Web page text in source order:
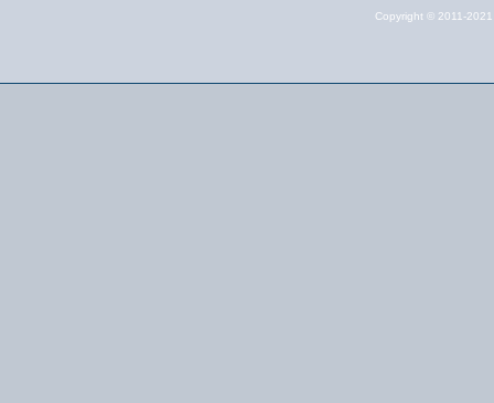
Copyright © 2011-